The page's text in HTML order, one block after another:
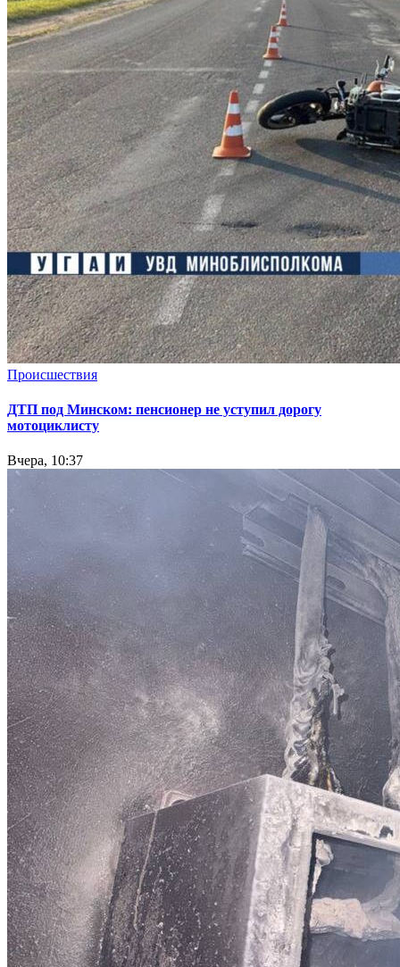
Происшествия
ДТП под Минском: пенсионер не уступил дорогу
мотоциклисту
Вчера, 10:37